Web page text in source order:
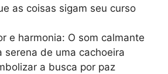
as coisas sigam seu curso
e harmonia: O som calmante
serena de uma cachoeira
a busca por paz